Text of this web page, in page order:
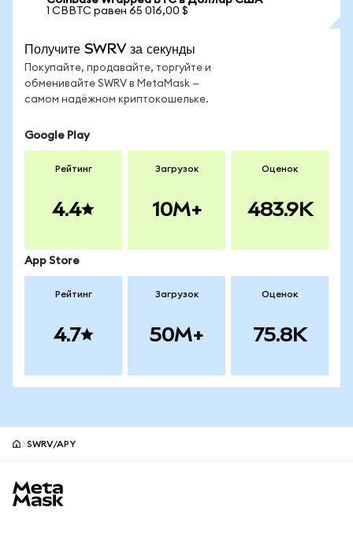
1 CBBTC равен 65 016,00 $
Получите SWRV за секунды
Покупайте, продавайте, торгуйте и
обменивайте SWRV в MetaMask —
самом надёжном криптокошельке.
Google Play
Рейтинг
4.4
Загрузок
10M+
Оценок
483.9K
App Store
Рейтинг
4.7
Загрузок
50M+
Оценок
75.8K
SWRV/APY